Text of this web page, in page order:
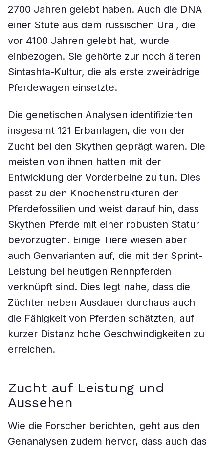
2700 Jahren gelebt haben. Auch die DNA
einer Stute aus dem russischen Ural, die
vor 4100 Jahren gelebt hat, wurde
einbezogen. Sie gehörte zur noch älteren
Sintashta-Kultur, die als erste zweirädrige
Pferdewagen einsetzte.
Die genetischen Analysen identifizierten
insgesamt 121 Erbanlagen, die von der
Zucht bei den Skythen geprägt waren. Die
meisten von ihnen hatten mit der
Entwicklung der Vorderbeine zu tun. Dies
passt zu den Knochenstrukturen der
Pferdefossilien und weist darauf hin, dass
Skythen Pferde mit einer robusten Statur
bevorzugten. Einige Tiere wiesen aber
auch Genvarianten auf, die mit der Sprint-
Leistung bei heutigen Rennpferden
verknüpft sind. Dies legt nahe, dass die
Züchter neben Ausdauer durchaus auch
die Fähigkeit von Pferden schätzten, auf
kurzer Distanz hohe Geschwindigkeiten zu
erreichen.
Zucht auf Leistung und
Aussehen
Wie die Forscher berichten, geht aus den
Genanalysen zudem hervor, dass auch das